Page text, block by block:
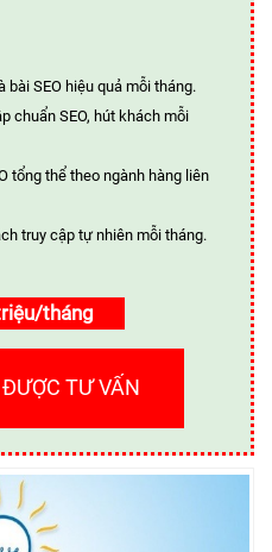
bài SEO hiệu quả mỗi tháng.
chuẩn SEO, hút khách mỗi
tổng thể theo ngành hàng liên
truy cập tự nhiên mỗi tháng.
tháng
TƯ VẤN